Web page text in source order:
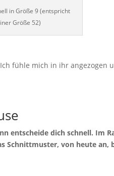
in Größe 9 (entspricht
Größe 52)
fühle mich in ihr angezogen
entscheide dich schnell. Im
Schnittmuster, von heute an,